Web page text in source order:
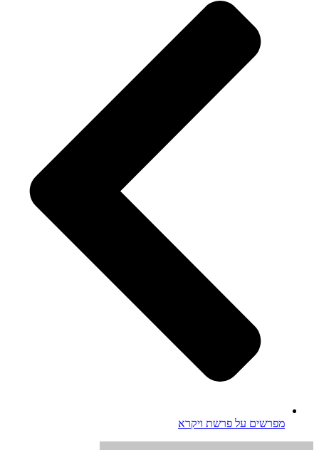
מפרשים על פרשת ויקרא